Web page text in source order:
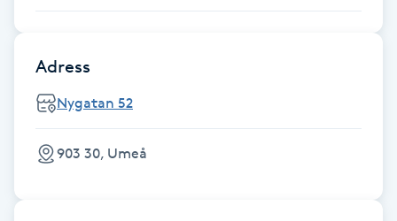
Gua Sha-massage
Adress
Nygatan 52
903 30, Umeå